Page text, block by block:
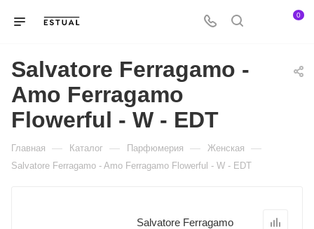
0
Salvatore Ferragamo -
Amo Ferragamo
Flowerful - W - EDT
Главная — Каталог — Парфюмерия — Женская —
Salvatore Ferragamo - Amo Ferragamo Flowerful - W - EDT
Salvatore Ferragamo